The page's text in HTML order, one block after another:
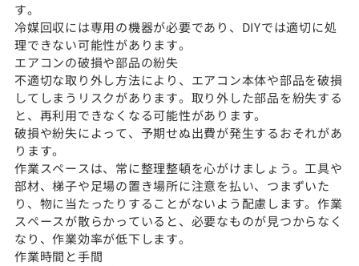
す。
冷媒回収には専用の機器が必要であり、DIYでは適切に処
理できない可能性があります。
エアコンの破損や部品の紛失
不適切な取り外し方法により、エアコン本体や部品を破損
してしまうリスクがあります。取り外した部品を紛失する
と、再利用できなくなる可能性があります。
破損や紛失によって、予期せぬ出費が発生するおそれがあ
ります。
作業スペースは、常に整理整頓を心がけましょう。工具や
部材、梯子や足場の置き場所に注意を払い、つまずいた
り、物に当たったりすることがないよう配慮します。作業
スペースが散らかっていると、必要なものが見つからなく
なり、作業効率が低下します。
作業時間と手間